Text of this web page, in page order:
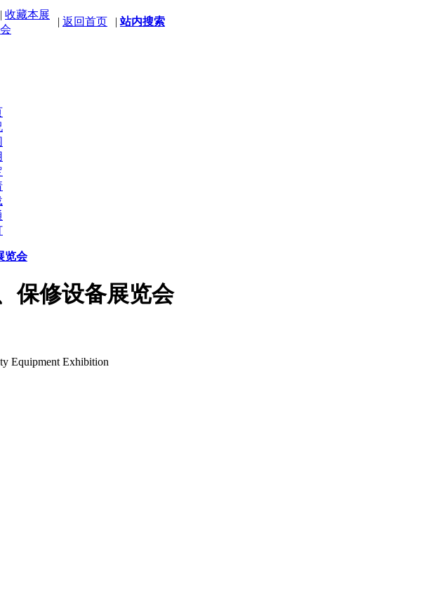
| 收藏本展
会
| 返回首页 |站内搜索
览会
保修设备展览会
Equipment Exhibition